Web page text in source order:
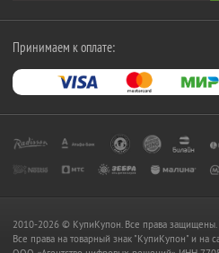
Принимаем к оплате:
2010-2026 © КупиКупон. Все права защищены.
Все права на товарный знак "КупиКупон" и на